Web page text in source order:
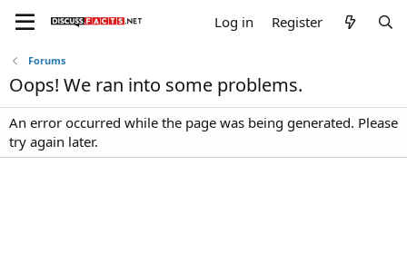
Log in Register
Forums
Oops! We ran into some problems.
An error occurred while the page was being generated. Please
try again later.